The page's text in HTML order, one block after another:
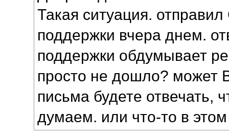
Такая ситуация.
поддержки вчера днем.
поддержки обдумывает
просто не дошло? может
письма будете отвечать,
думаем. или что-то в